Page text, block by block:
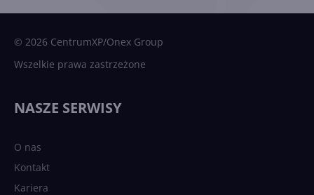
© 2026 CentrumXP/Onex Group
Wszelkie prawa zastrzeżone
NASZE SERWISY
O nas
Kontakt
Kariera